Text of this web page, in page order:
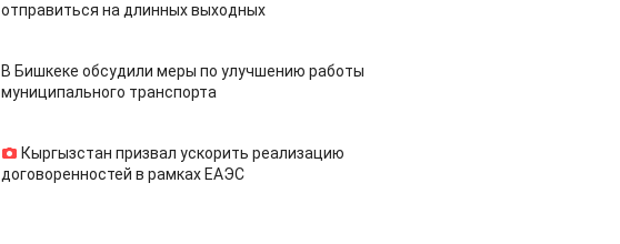
отправиться на длинных выходных
В Бишкеке обсудили меры по улучшению работы
муниципального транспорта
Кыргызстан призвал ускорить реализацию
договоренностей в рамках ЕАЭС